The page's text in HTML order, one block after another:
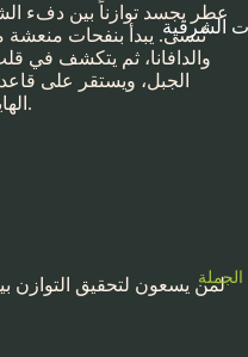
الشرقية
الجملة
عطر يجسد توازناً بين دفء
تُنسى. يبدأ بنفحات منعشة
والدافانا، ثم يتكشف في
الجبل، ويستقر على
الهايتي… لمسة فاخرة تترك انطباعاً يدوم.